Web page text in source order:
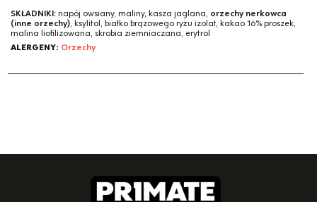
SKŁADNIKI: napój owsiany, maliny, kasza jaglana, orzechy nerkowca
(inne orzechy), ksylitol, białko brązowego ryżu izolat, kakao 16% proszek,
malina liofilizowana, skrobia ziemniaczana, erytrol
ALERGENY: Orzechy